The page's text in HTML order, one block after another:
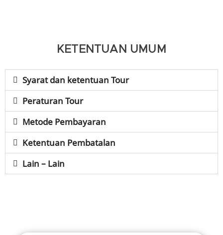
KETENTUAN UMUM
Syarat dan ketentuan Tour
Peraturan Tour
Metode Pembayaran
Ketentuan Pembatalan
Lain – Lain